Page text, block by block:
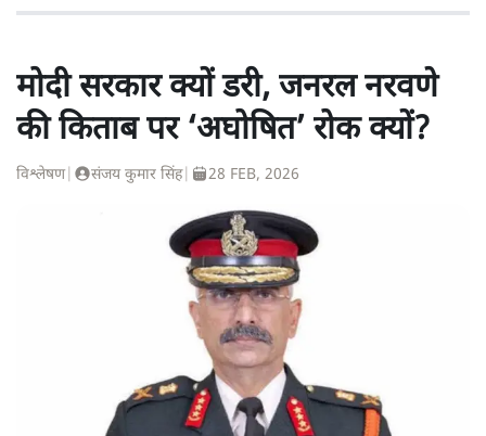
मोदी सरकार क्यों डरी, जनरल नरवणे
की किताब पर ‘अघोषित’ रोक क्यों?
विश्लेषण| संजय कुमार सिंह| 28 FEB, 2026